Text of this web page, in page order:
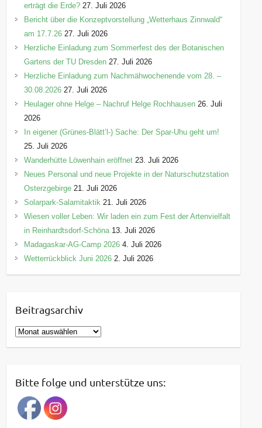
erträgt die Erde? 27. Juli 2026
Bericht über die Konzeptvorstellung „Wetterhaus Zinnwald“
am 17.7.26 27. Juli 2026
Herzliche Einladung zum Sommerfest des der Botanischen
Gartens der TU Dresden 27. Juli 2026
Herzliche Einladung zum Nachmähwochenende vom 28. –
30.08.2026 27. Juli 2026
Heulager ohne Helge – Nachruf Helge Rochhausen 26. Juli
2026
In eigener (Grünes-Blätt’l-) Sache: Der Spar-Uhu geht um!
25. Juli 2026
Wanderhütte Löwenhain eröffnet 23. Juli 2026
Neues Personal und neue Projekte in der Naturschutzstation
Osterzgebirge 21. Juli 2026
Solarpark-Salamitaktik 21. Juli 2026
Wiesen voller Leben: Wir laden ein zum Fest der Artenvielfalt
in Reinhardtsdorf-Schöna 13. Juli 2026
Madagaskar-AG-Camp 2026 4. Juli 2026
Wetterrückblick Juni 2026 2. Juli 2026
Beitragsarchiv
B
e
r
a
g
Bitte folge und unterstütze uns: